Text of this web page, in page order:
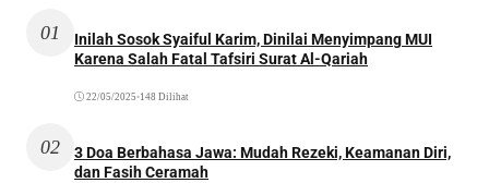
01
Inilah Sosok Syaiful Karim, Dinilai Menyimpang MUI
Karena Salah Fatal Tafsiri Surat Al-Qariah
22/05/2025 •148 Dilihat
02
3 Doa Berbahasa Jawa: Mudah Rezeki, Keamanan Diri,
dan Fasih Ceramah